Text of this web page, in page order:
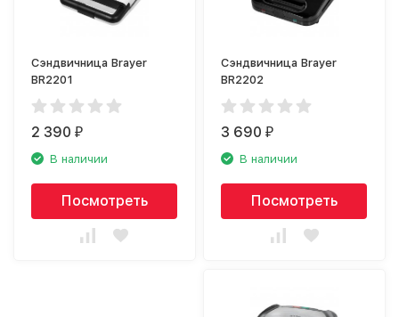
Сэндвичница Brayer
BR2201
2 390₽
В наличии
Посмотреть
Сэндвичница Brayer
BR2202
3 690₽
В наличии
Посмотреть